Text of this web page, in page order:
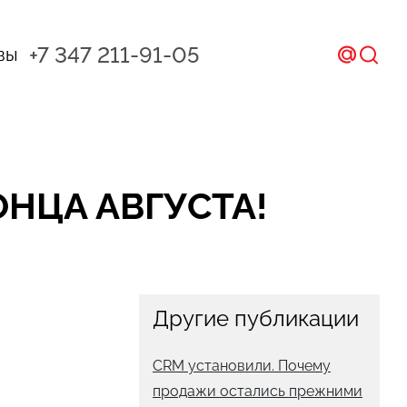
+7 347 211-91-05
АВГУСТА!
Другие публикации
CRM установили. Почему
продажи остались прежними